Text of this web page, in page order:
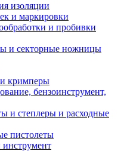
изоляции
и маркировки
и пробивки
и секторные ножницы
кримперы
бензоинструмент,
и степлеры и расходные
пистолеты